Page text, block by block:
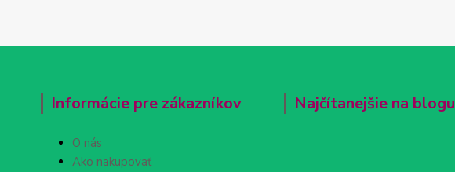
Informácie pre zákazníkov
O nás
Ako nakupovať
Najčítanejšie na blogu